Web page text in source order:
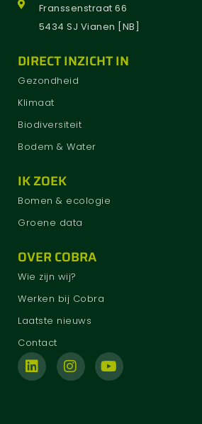
Franssenstraat 66
5434 SJ Vianen [NB]
DIRECT INZICHT IN
Gezondheid
Klimaat
Biodiversiteit
Bodem & Water
IK ZOEK
Bomen & ecologie
Groene data
OVER COBRA
Wie zijn wij?
Werken bij Cobra
Laatste nieuws
Contact